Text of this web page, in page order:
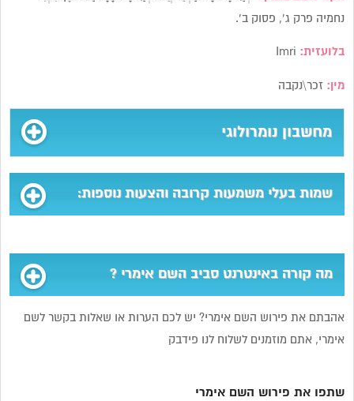
נחמיה פרק ג’, פסוק ב’.
בלועזית:
מין: זכר\נקבה
מחשבון נומרולוגי
שמות בעלי משמעות קרובה והצעות נוספות:
מה קורה באינטרנט סביב השם אימרי ?
אהבתם את פירוש השם אימרי? יש לכם הערות או שאלות בקשר לשם
אימרי, אתם מוזמנים לשלוח לנו פידבק
שתפו את פירוש השם אימרי